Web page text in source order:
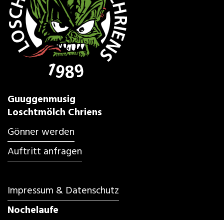
Guuggenmusig
Loschtmölch Chriens
Gönner werden
Auftritt anfragen
Impressum & Datenschutz
Nochelaufe